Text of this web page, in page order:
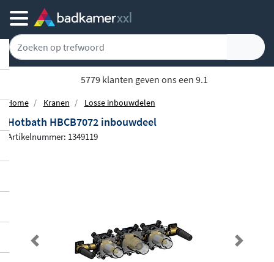
5779 klanten geven ons een 9.1
Home Kranen Losse inbouwdelen
Hotbath HBCB7072 inbouwdeel
Artikelnummer: 1349119
Previous Next